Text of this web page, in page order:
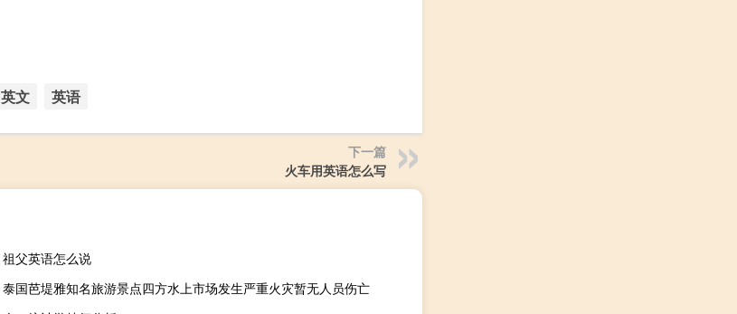
英文 英语
下一篇
火车用英语怎么写
祖父英语怎么说
泰国芭堤雅知名旅游景点四方水上市场发生严重火灾暂无人员伤亡